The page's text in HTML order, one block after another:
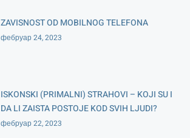
ZAVISNOST OD MOBILNOG TELEFONA
фебруар 24, 2023
ISKONSKI (PRIMALNI) STRAHOVI – KOJI SU I
DA LI ZAISTA POSTOJE KOD SVIH LJUDI?
фебруар 22, 2023